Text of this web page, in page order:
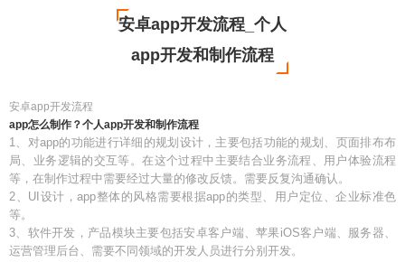
安卓app开发流程_个人
app开发和制作流程
安卓app开发流程
app怎么制作？个人app开发和制作流程
1、对app的功能进行详细的规划设计，主要包括功能的规划、页面排布布
局、业务逻辑的交互等。在这个过程中主要结合业务流程、用户体验流程
等，在制作过程中需要经过大量的修改反馈。需要反复沟通确认。
2、UI设计，app整体的风格需要根据app的类型、用户定位、企业标准色
等。
3、软件开发，产品模块主要包括安卓客户端、苹果iOS客户端、服务器、
运营管理后台、需要不同领域的开发人员进行分别开发。